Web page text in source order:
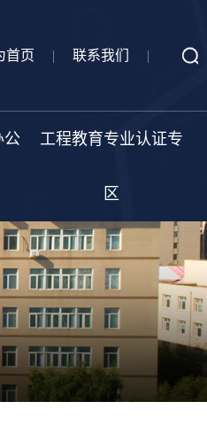
首页 | 联系我们 |
公 工程教育专业认证专
区